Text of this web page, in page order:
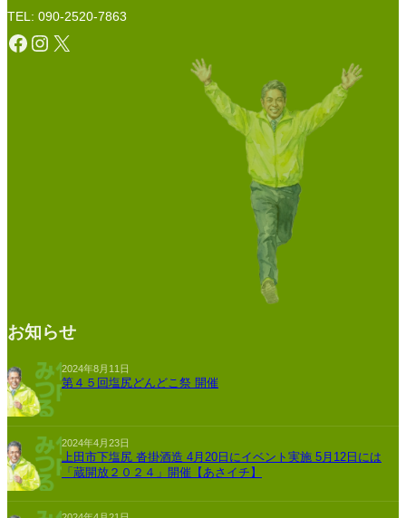
TEL: 090-2520-7863
Facebook Instagram X
お知らせ
2024年8月11日
第４５回塩尻どんどこ祭 開催
2024年4月23日
上田市下塩尻 沓掛酒造 4月20日にイベント実施 5月12日には
「蔵開放２０２４」開催【あさイチ】